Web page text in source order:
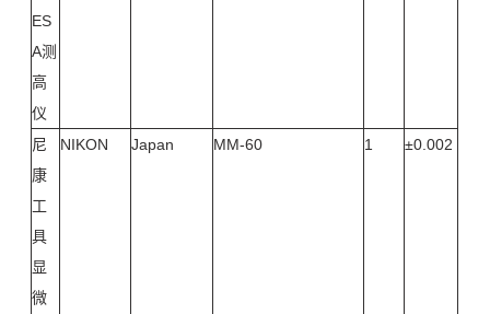
ES
A测
高
仪
尼
康
工
具
显
微
NIKON Japan MM-60 1 ±0.002